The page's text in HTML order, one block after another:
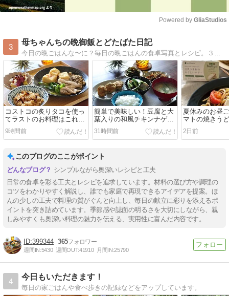
Powered by GliaStudios
3
母ちゃんちの晩御飯とどたばた日記
今日の晩ごはんな〜に？毎日の晩ごはんの食卓写真とレシピ。３兄妹（もうみんな大人ですが全員同居中）＋ラブラドールレトリバーのメイの毎日です。
コストコの炙りタコを使っ
てラストのお料理はこれ！
と2日分晩ごはんは【和定
食】と【スパイスキーマカ
レー】
9時間前
簡単で美味しい！豆腐と大
葉入りの和風チキンナゲッ
トで晩ごはん
31時間前
夏休みのお昼
マトの焼きう
ーホワイトの
きコストコ祭
2日前
このブログのここがポイント
シンプルながら奥深いレシピと工夫
日常の食卓を彩る工夫とレシピを追求しています。材料の選び方や調理の
コツをわかりやすく解説し、誰でも家庭で再現できるアイデアを提案。ほ
んの少しの工夫で料理の質がぐんと向上し、毎日の献立に彩りを添えるポ
イントを突き詰めています。季節感や誌面の明るさを大切にしながら、親
しみやすくも奥深い料理の魅力を伝える、実用性に富んだ内容です。
399344 365
週間IN:5430 週間OUT:41910 月間IN:25790
4
今日もいただきます！
毎日の家ごはんや食べ歩きの記録などをアップしています。